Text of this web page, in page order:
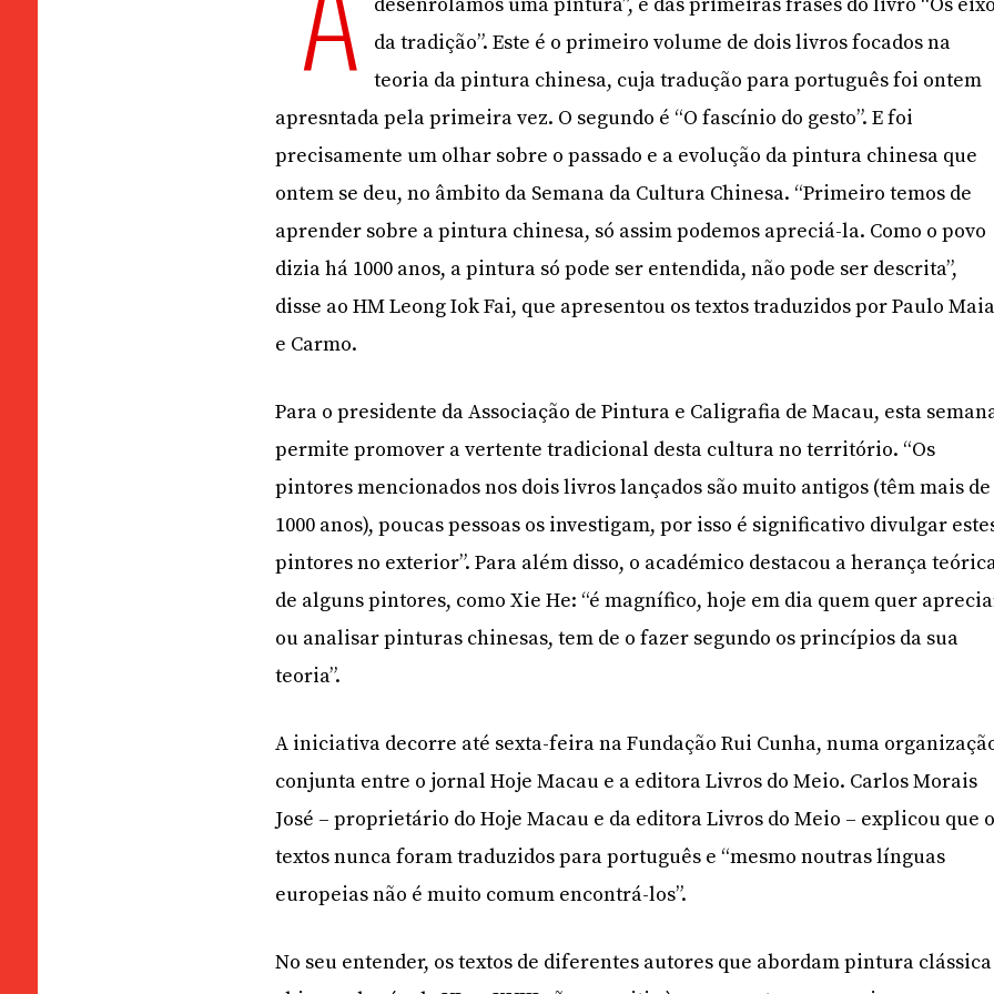
desenrolamos uma pintura”, é das primeiras frases do livro “Os
da tradição”. Este é o primeiro volume de dois livros focados na
teoria da pintura chinesa, cuja tradução para português foi ontem
apresntada pela primeira vez. O segundo é “O fascínio do gesto”. E foi
precisamente um olhar sobre o passado e a evolução da pintura chinesa que
ontem se deu, no âmbito da Semana da Cultura Chinesa. “Primeiro temos de
aprender sobre a pintura chinesa, só assim podemos apreciá-la. Como o povo
dizia há 1000 anos, a pintura só pode ser entendida, não pode ser descrita”,
disse ao HM Leong Iok Fai, que apresentou os textos traduzidos por Paulo Maia
e Carmo.
Para o presidente da Associação de Pintura e Caligrafia de Macau, esta
permite promover a vertente tradicional desta cultura no território. “Os
pintores mencionados nos dois livros lançados são muito antigos (têm mais de
1000 anos), poucas pessoas os investigam, por isso é significativo divulgar
pintores no exterior”. Para além disso, o académico destacou a herança
de alguns pintores, como Xie He: “é magnífico, hoje em dia quem quer
ou analisar pinturas chinesas, tem de o fazer segundo os princípios da sua
teoria”.
A iniciativa decorre até sexta-feira na Fundação Rui Cunha, numa
conjunta entre o jornal Hoje Macau e a editora Livros do Meio. Carlos Morais
José – proprietário do Hoje Macau e da editora Livros do Meio – explicou que
textos nunca foram traduzidos para português e “mesmo noutras línguas
europeias não é muito comum encontrá-los”.
No seu entender, os textos de diferentes autores que abordam pintura clássica